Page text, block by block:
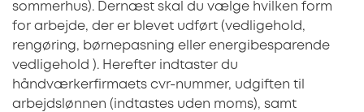
sommerhus). Dernæst skal du vælge hvilken form
for arbejde, der er blevet udført (vedligehold,
rengøring, børnepasning eller energibesparende
vedligehold ). Herefter indtaster du
håndværkerfirmaets cvr-nummer, udgiften til
arbejdslønnen (indtastes uden moms), samt